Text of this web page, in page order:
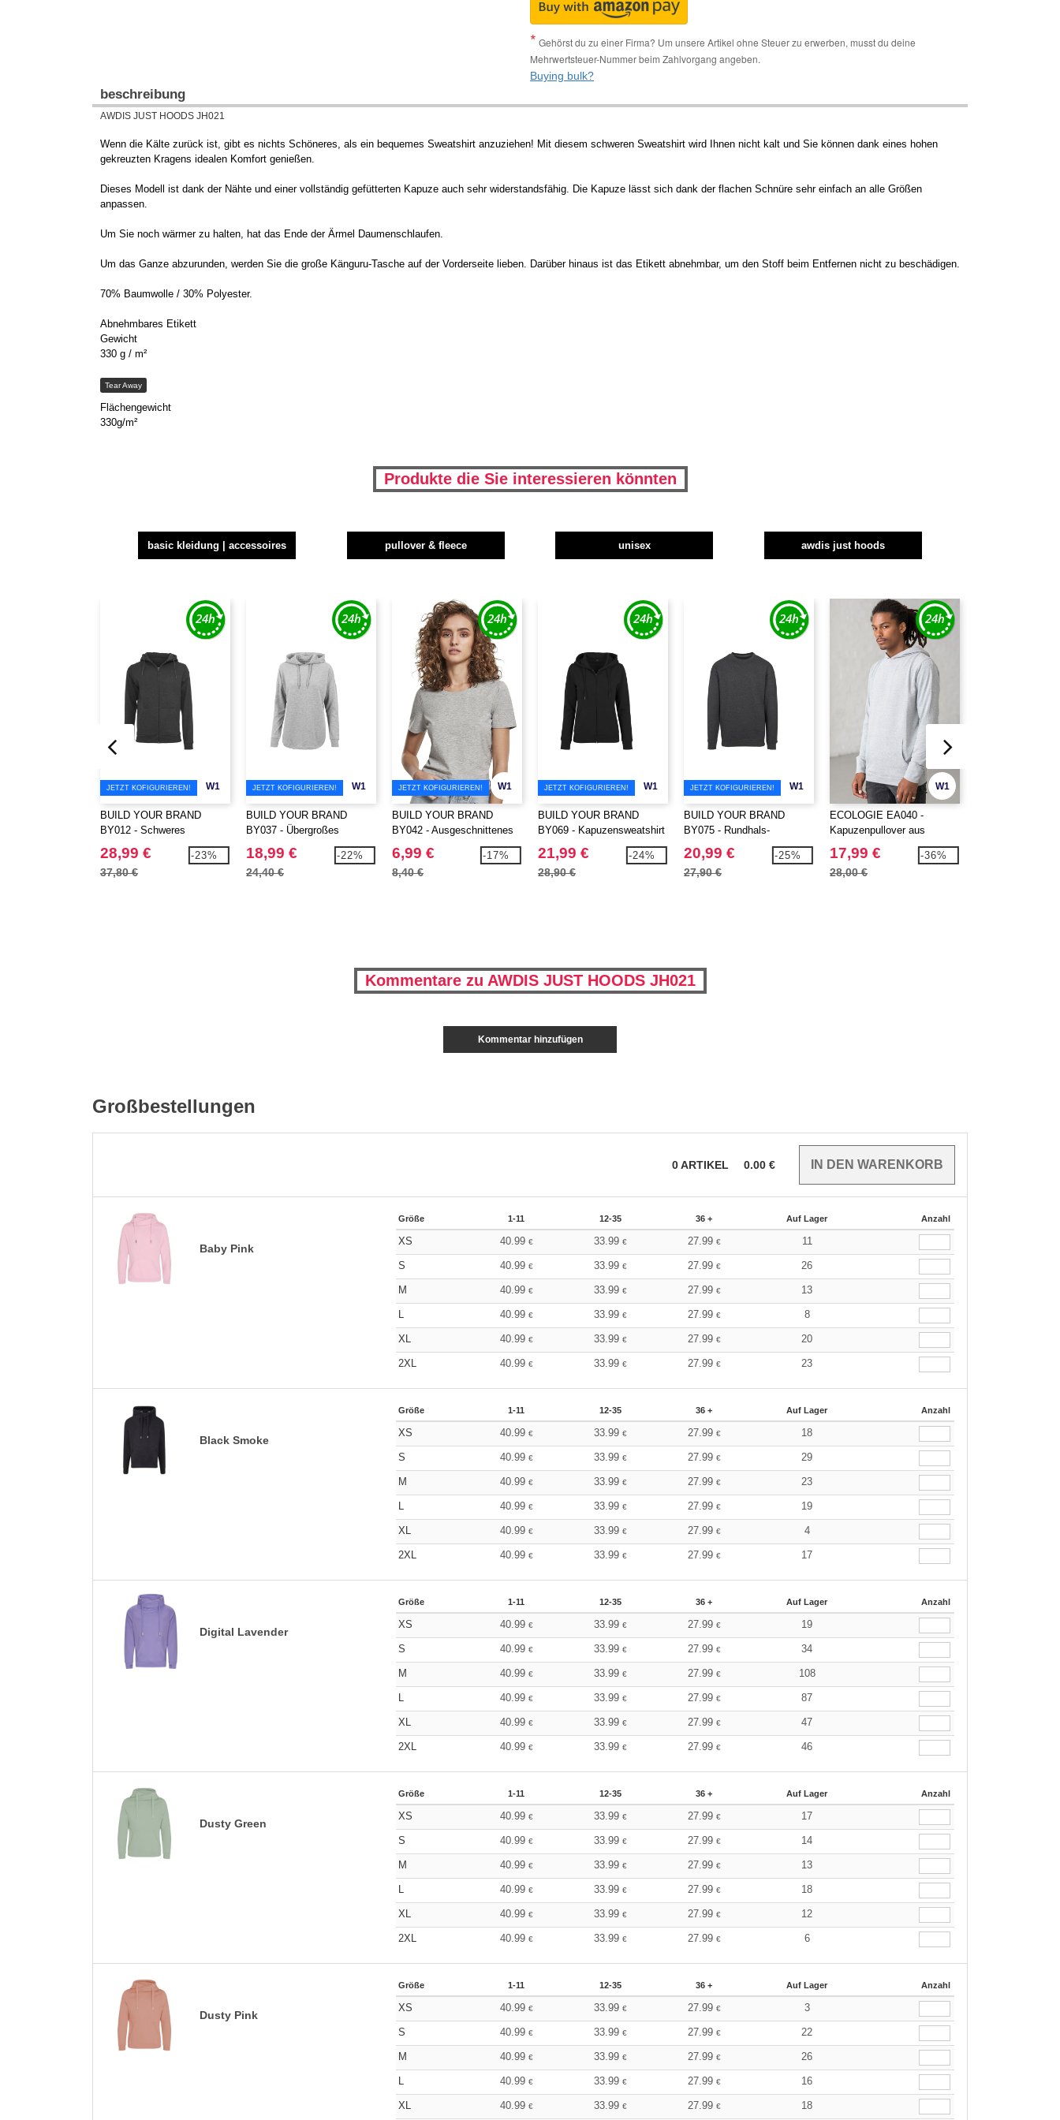
Gehörst du zu einer Firma? Um unsere Artikel ohne Steuer zu erwerben, musst du deine
Mehrwertsteuer-Nummer beim Zahlvorgang angeben.
Buying bulk?
beschreibung
AWDIS JUST HOODS JH021
Wenn die Kälte zurück ist, gibt es nichts Schöneres, als ein bequemes Sweatshirt anzuziehen! Mit diesem schweren Sweatshirt wird Ihnen nicht kalt und Sie können dank eines hohen
gekreuzten Kragens idealen Komfort genießen.
Dieses Modell ist dank der Nähte und einer vollständig gefütterten Kapuze auch sehr widerstandsfähig. Die Kapuze lässt sich dank der flachen Schnüre sehr einfach an alle Größen
anpassen.
Um Sie noch wärmer zu halten, hat das Ende der Ärmel Daumenschlaufen.
Um das Ganze abzurunden, werden Sie die große Känguru-Tasche auf der Vorderseite lieben. Darüber hinaus ist das Etikett abnehmbar, um den Stoff beim Entfernen nicht zu beschädigen.
70% Baumwolle / 30% Polyester.
Abnehmbares Etikett
Gewicht
330 g / m²
Tear Away
Flächengewicht
330g/m²
Produkte die Sie interessieren könnten
basic kleidung | accessoires pullover & fleece unisex awdis just hoods
W1
JETZT KOFIGURIEREN!
BUILD YOUR BRAND
BY012 - Schweres
Kapuzensweatshirt mit
Reißverschluss
28,99 €
37,80 €
-23%
W1
JETZT KOFIGURIEREN!
BUILD YOUR BRAND
BY037 - Übergroßes
Sweatshirt für Damen
18,99 €
24,40 €
-22%
W1
JETZT KOFIGURIEREN!
BUILD YOUR BRAND
BY042 - Ausgeschnittenes
Damen-T-Shirt
6,99 €
8,40 €
-17%
W1
JETZT KOFIGURIEREN!
BUILD YOUR BRAND
BY069 - Kapuzensweatshirt
mit Reißverschluss für
Damen
21,99 €
28,90 €
-24%
W1
JETZT KOFIGURIEREN!
BUILD YOUR BRAND
BY075 - Rundhals-
Sweatshirt für Herren
20,99 €
27,90 €
-25%
W1
ECOLOGIE EA040 -
Kapuzenpullover aus
recycelter Baumwolle
17,99 €
28,00 €
-36%
Kommentare zu AWDIS JUST HOODS JH021
Kommentar hinzufügen
Großbestellungen
0ARTIKEL 0.00 €
Baby Pink
Größe 1-11 12-35 36 + Auf Lager Anzahl
XS 40.99 € 33.99 € 27.99 € 11
S 40.99 € 33.99 € 27.99 € 26
M 40.99 € 33.99 € 27.99 € 13
L 40.99 € 33.99 € 27.99 € 8
XL 40.99 € 33.99 € 27.99 € 20
2XL 40.99 € 33.99 € 27.99 € 23
Black Smoke
Größe 1-11 12-35 36 + Auf Lager Anzahl
XS 40.99 € 33.99 € 27.99 € 18
S 40.99 € 33.99 € 27.99 € 29
M 40.99 € 33.99 € 27.99 € 23
L 40.99 € 33.99 € 27.99 € 19
XL 40.99 € 33.99 € 27.99 € 4
2XL 40.99 € 33.99 € 27.99 € 17
Digital Lavender
Größe 1-11 12-35 36 + Auf Lager Anzahl
XS 40.99 € 33.99 € 27.99 € 19
S 40.99 € 33.99 € 27.99 € 34
M 40.99 € 33.99 € 27.99 € 108
L 40.99 € 33.99 € 27.99 € 87
XL 40.99 € 33.99 € 27.99 € 47
2XL 40.99 € 33.99 € 27.99 € 46
Dusty Green
Größe 1-11 12-35 36 + Auf Lager Anzahl
XS 40.99 € 33.99 € 27.99 € 17
S 40.99 € 33.99 € 27.99 € 14
M 40.99 € 33.99 € 27.99 € 13
L 40.99 € 33.99 € 27.99 € 18
XL 40.99 € 33.99 € 27.99 € 12
2XL 40.99 € 33.99 € 27.99 € 6
Dusty Pink
Größe 1-11 12-35 36 + Auf Lager Anzahl
XS 40.99 € 33.99 € 27.99 € 3
S 40.99 € 33.99 € 27.99 € 22
M 40.99 € 33.99 € 27.99 € 26
L 40.99 € 33.99 € 27.99 € 16
XL 40.99 € 33.99 € 27.99 € 18